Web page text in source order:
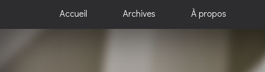
Accueil Archives À propos